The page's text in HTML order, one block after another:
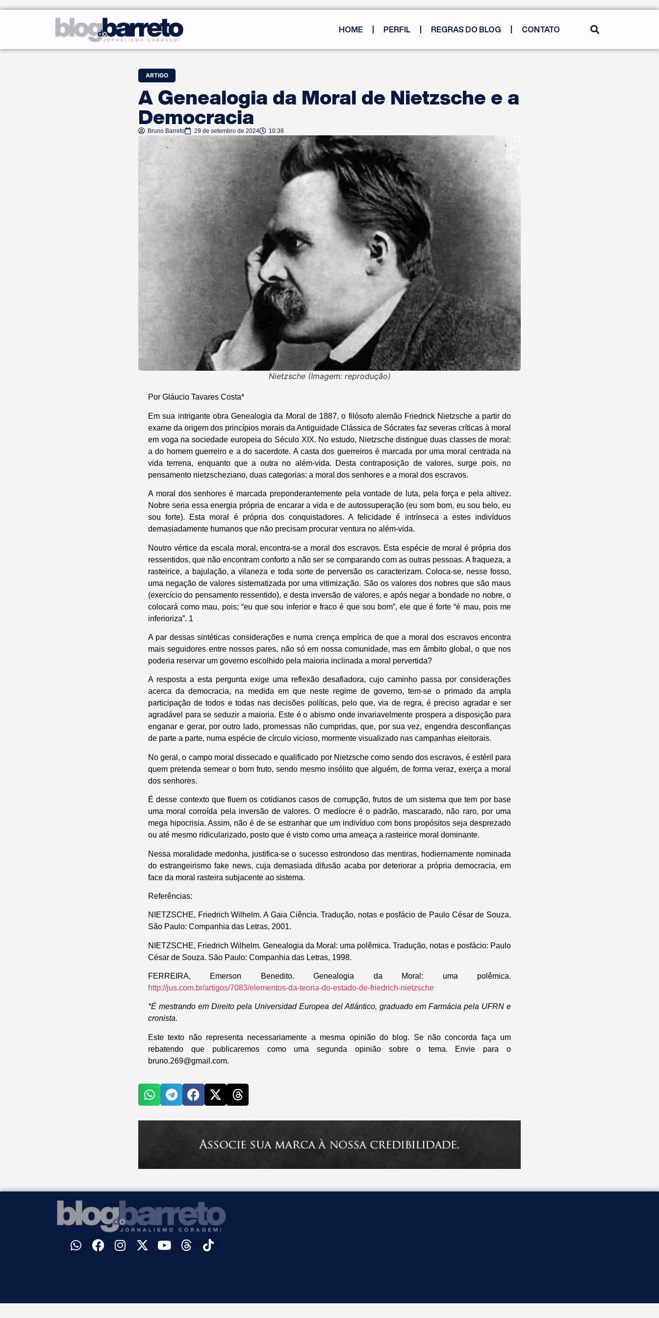
HOME PERFIL REGRAS DO BLOG CONTATO
ARTIGO
A Genealogia da Moral de Nietzsche e a
Democracia
Bruno Barreto 29 de setembro de 2024 10:38
Nietzsche (Imagem: reprodução)
Por Gláucio Tavares Costa*
Em sua intrigante obra Genealogia da Moral de 1887, o filósofo alemão Friedrick Nietzsche a partir do
exame da origem dos princípios morais da Antiguidade Clássica de Sócrates faz severas críticas à moral
em voga na sociedade europeia do Século XIX. No estudo, Nietzsche distingue duas classes de moral:
a do homem guerreiro e a do sacerdote. A casta dos guerreiros é marcada por uma moral centrada na
vida terrena, enquanto que a outra no além-vida. Desta contraposição de valores, surge pois, no
pensamento nietzscheziano, duas categorias: a moral dos senhores e a moral dos escravos.
A moral dos senhores é marcada preponderantemente pela vontade de luta, pela força e pela altivez.
Nobre seria essa energia própria de encarar a vida e de autossuperação (eu som bom, eu sou belo, eu
sou forte). Esta moral é própria dos conquistadores. A felicidade é intrínseca a estes indivíduos
demasiadamente humanos que não precisam procurar ventura no além-vida.
Noutro vértice da escala moral, encontra-se a moral dos escravos. Esta espécie de moral é própria dos
ressentidos, que não encontram conforto a não ser se comparando com as outras pessoas. A fraqueza, a
rasteirice, a bajulação, a vilaneza e toda sorte de perversão os caracterizam. Coloca-se, nesse fosso,
uma negação de valores sistematizada por uma vitimização. São os valores dos nobres que são maus
(exercício do pensamento ressentido), e desta inversão de valores, e após negar a bondade no nobre, o
colocará como mau, pois; “eu que sou inferior e fraco é que sou bom”, ele que é forte “é mau, pois me
inferioriza”. 1
A par dessas sintéticas considerações e numa crença empírica de que a moral dos escravos encontra
mais seguidores entre nossos pares, não só em nossa comunidade, mas em âmbito global, o que nos
poderia reservar um governo escolhido pela maioria inclinada a moral pervertida?
A resposta a esta pergunta exige uma reflexão desafiadora, cujo caminho passa por considerações
acerca da democracia, na medida em que neste regime de governo, tem-se o primado da ampla
participação de todos e todas nas decisões políticas, pelo que, via de regra, é preciso agradar e ser
agradável para se seduzir a maioria. Este é o abismo onde invariavelmente prospera a disposição para
enganar e gerar, por outro lado, promessas não cumpridas, que, por sua vez, engendra desconfianças
de parte a parte, numa espécie de círculo vicioso, mormente visualizado nas campanhas eleitorais.
No geral, o campo moral dissecado e qualificado por Nietzsche como sendo dos escravos, é estéril para
quem pretenda semear o bom fruto, sendo mesmo insólito que alguém, de forma veraz, exerça a moral
dos senhores.
É desse contexto que fluem os cotidianos casos de corrupção, frutos de um sistema que tem por base
uma moral corroída pela inversão de valores. O medíocre é o padrão, mascarado, não raro, por uma
mega hipocrisia. Assim, não é de se estranhar que um indivíduo com bons propósitos seja desprezado
ou até mesmo ridicularizado, posto que é visto como uma ameaça a rasteirice moral dominante.
Nessa moralidade medonha, justifica-se o sucesso estrondoso das mentiras, hodiernamente nominada
do estrangeirismo fake news, cuja demasiada difusão acaba por deteriorar a própria democracia, em
face da moral rasteira subjacente ao sistema.
Referências:
NIETZSCHE, Friedrich Wilhelm. A Gaia Ciência. Tradução, notas e posfácio de Paulo César de Souza.
São Paulo: Companhia das Letras, 2001.
NIETZSCHE, Friedrich Wilhelm. Genealogia da Moral: uma polêmica. Tradução, notas e posfácio: Paulo
César de Souza. São Paulo: Companhia das Letras, 1998.
FERREIRA, Emerson Benedito. Genealogia da Moral: uma polêmica.
http://jus.com.br/artigos/7083/elementos-da-teoria-do-estado-de-friedrich-nietzsche
*É mestrando em Direito pela Universidad Europea del Atlántico, graduado em Farmácia pela UFRN e
cronista.
Este texto não representa necessariamente a mesma opinião do blog. Se não concorda faça um
rebatendo que publicaremos como uma segunda opinião sobre o tema. Envie para o
bruno.269@gmail.com.